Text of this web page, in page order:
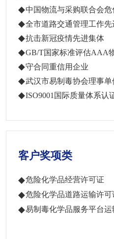
中国物流与采购联合会
全市道路交通管理工作先
抗击新冠疫情先进集体
GB/T国家标准评估AAA
守合同重信用企业
武汉市易制毒协会理事单
ISO9001国际质量体系认
客户奖项类
危险化学品经营许可证
危险化学品道路运输许可
易制毒化学品服务平台运